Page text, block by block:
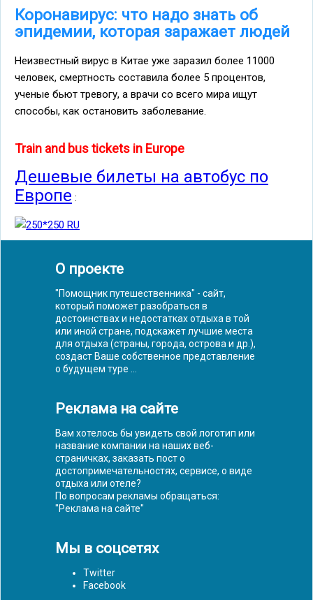
Коронавирус: что надо знать об
эпидемии, которая заражает людей
Неизвестный вирус в Китае уже заразил более 11000
человек, смертность составила более 5 процентов,
ученые бьют тревогу, а врачи со всего мира ищут
способы, как остановить заболевание.
Train and bus tickets in Europe
Дешевые билеты на автобус по
Европе :
О проекте
"Помощник путешественника" - сайт,
который поможет разобраться в
достоинствах и недостатках отдыха в той
или иной стране, подскажет лучшие места
для отдыха (страны, города, острова и др.),
создаст Ваше собственное представление
о будущем туре ...
Реклама на сайте
Вам хотелось бы увидеть свой логотип или
название компании на наших веб-
страничках, заказать пост о
достопримечательностях, сервисе, о виде
отдыха или отеле?
По вопросам рекламы обращаться:
"Реклама на сайте"
Мы в соцсетях
Twitter
Facebook